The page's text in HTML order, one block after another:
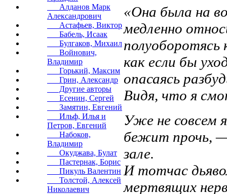
Алданов Марк
Александрович
Астафьев, Виктор
Бабель, Исаак
Булгаков, Михаил
Войнович,
Владимир
Горький, Максим
Грин, Александр
Другие авторы
Есенин, Сергей
Замятин, Евгений
Ильф, Илья и
Петров, Евгений
Набоков,
Владимир
Окуджава, Булат
Пастернак, Борис
Пикуль Валентин
Толстой, Алексей
Николаевич
«Она была на
медленно
полуоборотясь
как если бы
опасаясь
Видя, что я
Уже не совсем
бежит прочь, —
зале.
И тотчас
мертвящих